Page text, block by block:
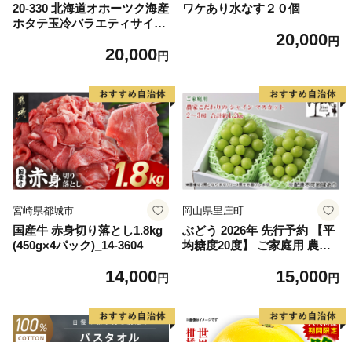
20-330 北海道オホーツク海産
ホタテ玉冷バラエティサイズ
20,000円
ワケあり水なす２０個
20,000円
宮崎県都城市
国産牛 赤身切り落とし1.8kg
(450g×4パック)_14-3604
14,000円
岡山県里庄町
ぶどう 2026年 先行予約 【平
均糖度20度】 ご家庭用 農家
ット 2～3房 合計約1.2kg ブ
直送 】
15,000円